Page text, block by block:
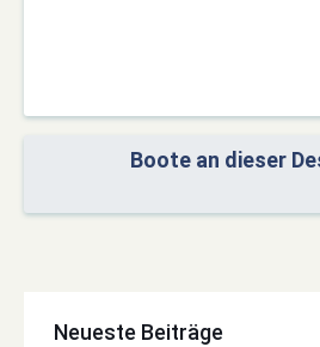
Boote an dieser
Neueste Beiträge